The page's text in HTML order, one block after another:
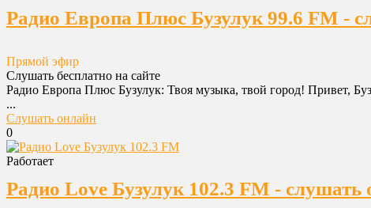
Радио Европа Плюс Бузулук 99.6 FM -
Прямой эфир
Слушать бесплатно на сайте
Радио Европа Плюс Бузулук: Твоя музыка, твой город! Привет,
...
Слушать онлайн
0
Работает
Радио Love Бузулук 102.3 FM - слушать